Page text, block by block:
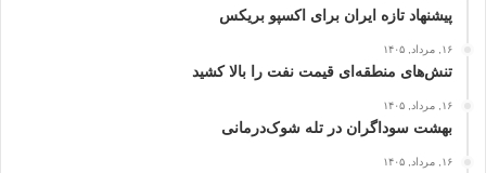
پیشنهاد تازه ایران برای اکسپو بریکس
۱۶, مرداد, ۱۴۰۵
تنش‌های منطقه‌ای قیمت نفت را بالا کشید
۱۶, مرداد, ۱۴۰۵
بهشت سوداگران در تله شوک‌درمانی
۱۶, مرداد, ۱۴۰۵